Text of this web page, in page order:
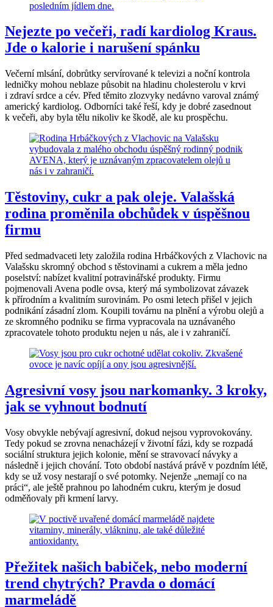
Nejezte po večeři, radí kardiolog Kraus.
Jde o kalorie i narušení spánku
Večerní mlsání, dobrůtky servírované k televizi a noční kontrola
ledničky mohou neblaze působit na hladinu cholesterolu v krvi
i zdraví srdce a cév. Před těmito zlozvyky nedávno varoval známý
americký kardiolog. Odborníci také řeší, kdy je dobré zasednout
k večeři, aby byla tělu nikoliv ke škodě, ale ku prospěchu.
Těstoviny, cukr a pak oleje. Valašská
rodina proměnila obchůdek v úspěšnou
firmu
Před sedmadvaceti lety založila rodina Hrbáčkových z Vlachovic na
Valašsku skromný obchod s těstovinami a cukrem a měla jedno
poselství: nabízet kvalitní potravinářské produkty. Firmu
pojmenovali Avena podle ovsa, který má symbolizovat závazek
k přírodním a kvalitním surovinám. Po osmi letech přišel v jejich
podnikání zásadní zlom. Koupili továrnu na plnění a výrobu olejů a
ze skromného podniku se firma vypracovala na uznávaného
zpracovatele tohoto produktu nejen u nás, ale i v zahraničí.
Agresivní vosy jsou narkomanky. 3 kroky,
jak se vyhnout bodnutí
Vosy obvykle nebývají agresivní, dokud nejsou vyprovokovány.
Tedy pokud se zrovna nenacházejí v životní fázi, kdy se rozpadá
sociální struktura jejich kolonie, mění se stravovací návyky a
následně i jejich chování. Toto období nastává právě v pozdním létě,
kdy se už vosy nestarají o své potomky. Nejenže „nemají co na
práci“, ale ještě prahnou po lahodném cukru, kterým je dosud
odměňovaly při krmení larvy.
Přežitek našich babiček, nebo moderní
trend chytrých? Pravda o domácí
marmeládě